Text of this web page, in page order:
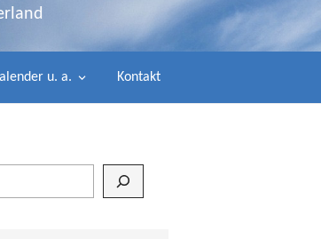
u. a. Kontakt